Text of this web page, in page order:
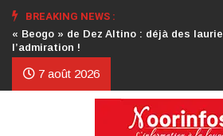
BREAKING NEWS :
Crise au CDP : l’authentification de la
d’honneur toujours attendue
7 août 2026